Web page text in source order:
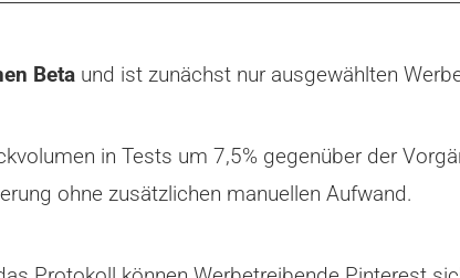
Beta und ist zunächst nur ausgewählten
in Tests um 7,5% gegenüber der
ohne zusätzlichen manuellen Aufwand.